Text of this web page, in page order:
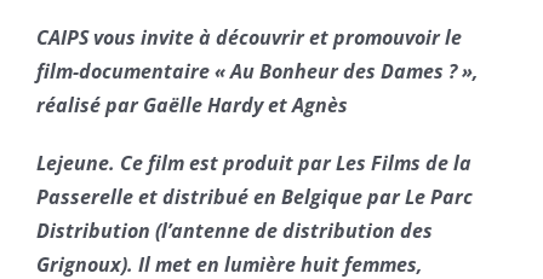
CAIPS vous invite à découvrir et promouvoir le
film-documentaire « Au Bonheur des Dames ? »,
réalisé par Gaëlle Hardy et Agnès
Lejeune. Ce film est produit par Les Films de la
Passerelle et distribué en Belgique par Le Parc
Distribution (l’antenne de distribution des
Grignoux). Il met en lumière huit femmes,